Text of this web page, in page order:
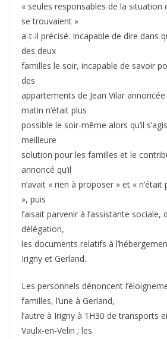
« seules responsables de la situation
se trouvaient »
a-t-il précisé. Incapable de dire dans
des deux
familles le soir, incapable de savoir
des
appartements de Jean Vilar
matin n’était plus
possible le soir-même alors qu’il
meilleure
solution pour les familles et le
annoncé qu’il
n’avait « rien à proposer » et «
», puis
faisait parvenir à l’assistante sociale,
délégation,
les documents relatifs à
Irigny et Gerland.
Les personnels dénoncent
familles, l’une à Gerland,
l’autre à Irigny à 1H30 de transports
Vaulx-en-Velin ; les